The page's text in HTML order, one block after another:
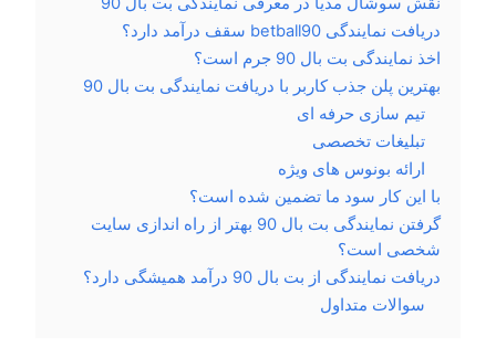
دریافت نمایندگی betball90 سقف درآمد دارد؟
اخذ نمایندگی بت بال 90 جرم است؟
بهترین پلن جذب کاربر با دریافت نمایندگی بت بال 90
تیم سازی حرفه ای
تبلیغات تخصصی
ارائه بونوس های ویژه
با این کار سود ما تضمین شده است؟
گرفتن نمایندگی بت بال 90 بهتر از راه‌ اندازی سایت
شخصی است؟
دریافت نمایندگی از بت بال 90 درآمد همیشگی دارد؟
سوالات متداول